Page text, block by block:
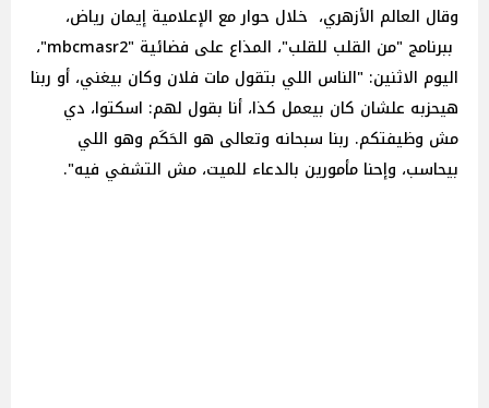
وقال العالم الأزهري، خلال حوار مع الإعلامية إيمان رياض،
ببرنامج "من القلب للقلب"، المذاع على فضائية "mbcmasr2"،
اليوم الاثنين: "الناس اللي بتقول مات فلان وكان بيغني، أو ربنا
هيحزبه علشان كان بيعمل كذا، أنا بقول لهم: اسكتوا، دي
مش وظيفتكم. ربنا سبحانه وتعالى هو الحَكَم وهو اللي
بيحاسب، وإحنا مأمورين بالدعاء للميت، مش التشفي فيه".